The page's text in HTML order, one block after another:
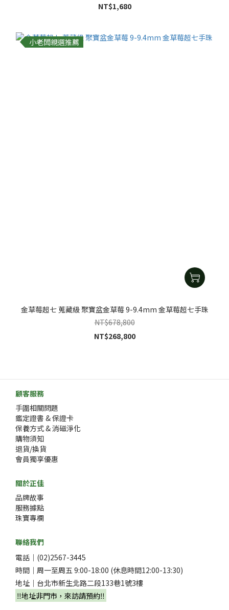
NT$1,680
小老闆親選推薦
金草莓超七 蒐藏級 聚寶盆金草莓 9-9.4mm 金草莓超七手珠
NT$678,800
NT$268,800
顧客服務
手圍相關問題
鑑定證書 & 保證卡
保養方式 & 消磁淨化
購物須知
退貨/換貨
會員獨享優惠
關於正佳
品牌故事
服務據點
珠寶專欄
聯絡我們
電話｜(02)2567-3445
時間｜周一至周五 9:00-18:00 (休息時間12:00-13:30)
地址｜台北市新生北路二段133巷1號3樓
‼️地址非門市，來訪請預約‼️